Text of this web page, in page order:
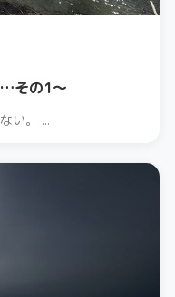
…その1〜
い。 ...